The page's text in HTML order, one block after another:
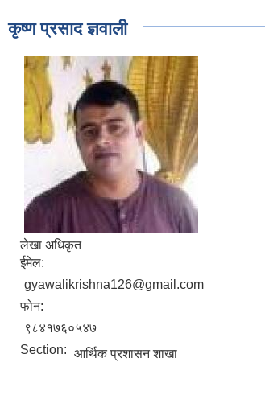
कृष्ण प्रसाद ज्ञवाली
लेखा अधिकृत
ईमेल:
gyawalikrishna126@gmail.com
फोन:
९८४१७६०५४७
Section: आर्थिक प्रशासन शाखा